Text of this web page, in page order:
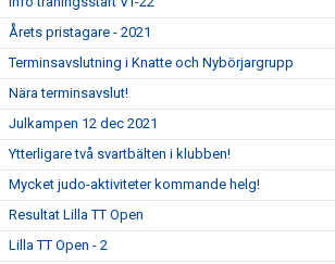
Årets pristagare - 2021
Terminsavslutning i Knatte och Nybörjargrupp
Nära terminsavslut!
Julkampen 12 dec 2021
Ytterligare två svartbälten i klubben!
Mycket judo-aktiviteter kommande helg!
Resultat Lilla TT Open
Lilla TT Open - 2